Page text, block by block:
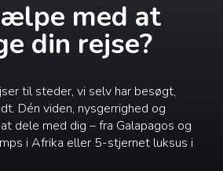
med at
din rejse?
til steder, vi selv har besøgt,
Dén viden, nysgerrighed og
dele med dig – fra Galapagos og
i Afrika eller 5-stjernet luksus i